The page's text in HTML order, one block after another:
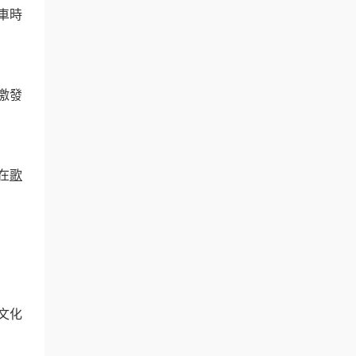
時
發
歌
化